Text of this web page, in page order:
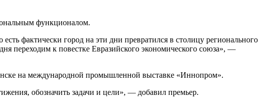
функционалом.
фактически город на эти дни превратился в столицу регионального
переходим к повестке Евразийского экономического союза», —
на международной промышленной выставке «Иннопром».
обозначить задачи и цели», — добавил премьер.